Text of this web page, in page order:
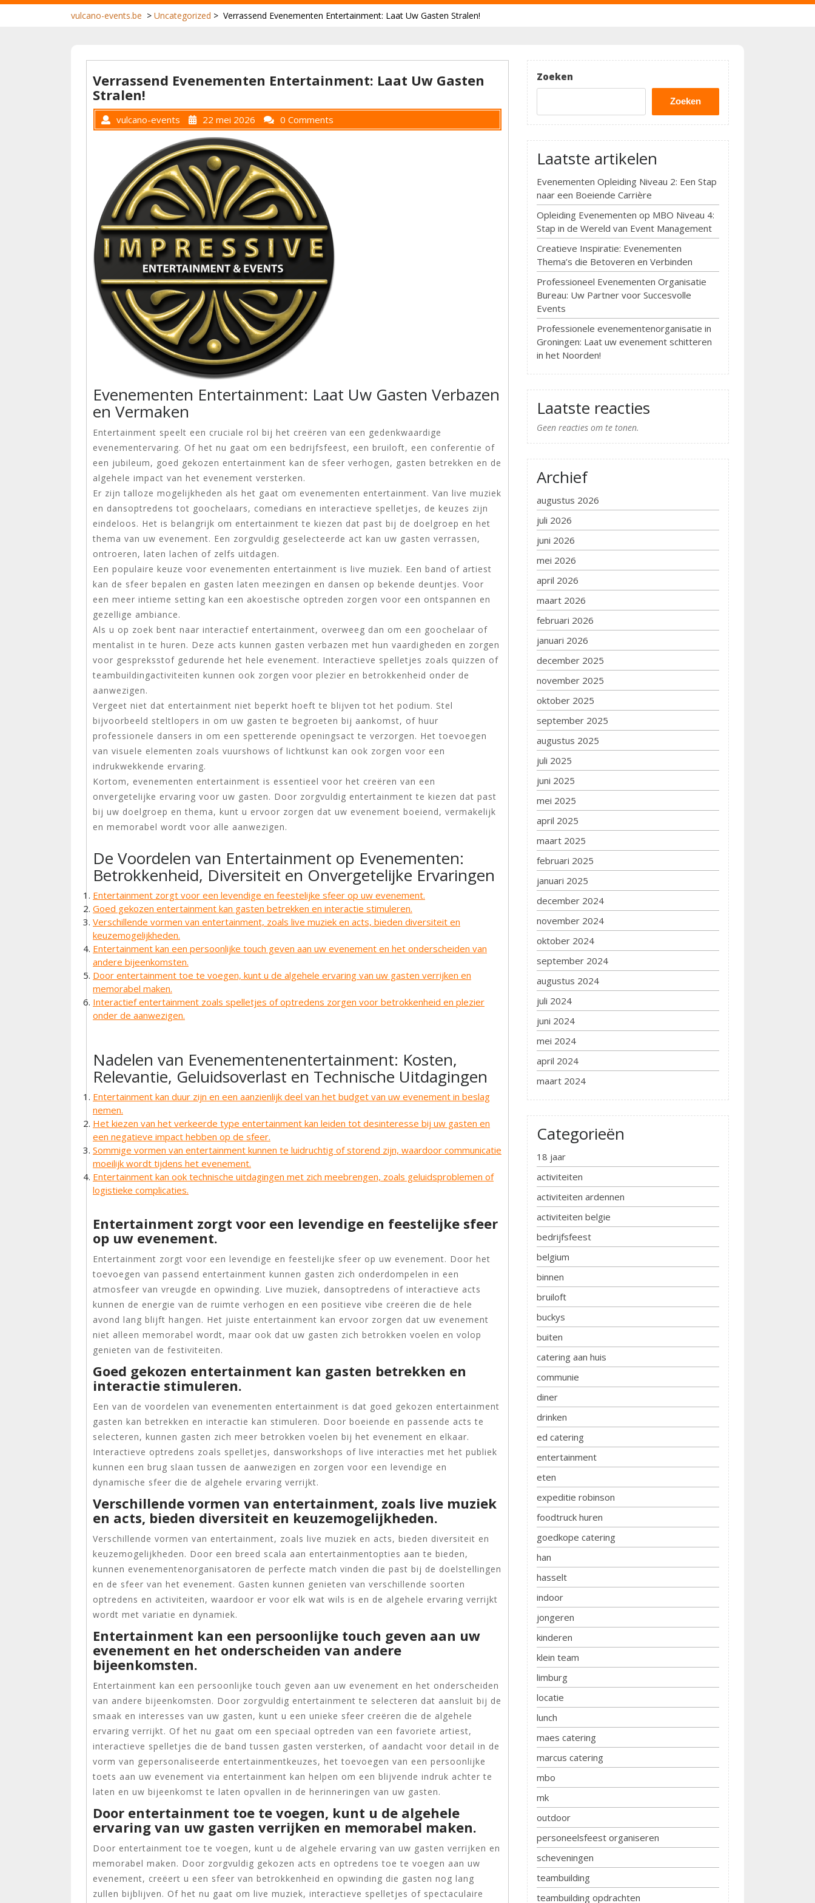
vulcano-events.be > Uncategorized > Verrassend Evenementen Entertainment: Laat Uw Gasten Stralen!
Verrassend Evenementen Entertainment: Laat Uw Gasten
Stralen!
vulcano-events 22 mei 2026 0 Comments
Evenementen Entertainment: Laat Uw Gasten Verbazen
en Vermaken
Entertainment speelt een cruciale rol bij het creëren van een gedenkwaardige
evenementervaring. Of het nu gaat om een bedrijfsfeest, een bruiloft, een conferentie of
een jubileum, goed gekozen entertainment kan de sfeer verhogen, gasten betrekken en de
algehele impact van het evenement versterken.
Er zijn talloze mogelijkheden als het gaat om evenementen entertainment. Van live muziek
en dansoptredens tot goochelaars, comedians en interactieve spelletjes, de keuzes zijn
eindeloos. Het is belangrijk om entertainment te kiezen dat past bij de doelgroep en het
thema van uw evenement. Een zorgvuldig geselecteerde act kan uw gasten verrassen,
ontroeren, laten lachen of zelfs uitdagen.
Een populaire keuze voor evenementen entertainment is live muziek. Een band of artiest
kan de sfeer bepalen en gasten laten meezingen en dansen op bekende deuntjes. Voor
een meer intieme setting kan een akoestische optreden zorgen voor een ontspannen en
gezellige ambiance.
Als u op zoek bent naar interactief entertainment, overweeg dan om een goochelaar of
mentalist in te huren. Deze acts kunnen gasten verbazen met hun vaardigheden en zorgen
voor gespreksstof gedurende het hele evenement. Interactieve spelletjes zoals quizzen of
teambuildingactiviteiten kunnen ook zorgen voor plezier en betrokkenheid onder de
aanwezigen.
Vergeet niet dat entertainment niet beperkt hoeft te blijven tot het podium. Stel
bijvoorbeeld steltlopers in om uw gasten te begroeten bij aankomst, of huur
professionele dansers in om een spetterende openingsact te verzorgen. Het toevoegen
van visuele elementen zoals vuurshows of lichtkunst kan ook zorgen voor een
indrukwekkende ervaring.
Kortom, evenementen entertainment is essentieel voor het creëren van een
onvergetelijke ervaring voor uw gasten. Door zorgvuldig entertainment te kiezen dat past
bij uw doelgroep en thema, kunt u ervoor zorgen dat uw evenement boeiend, vermakelijk
en memorabel wordt voor alle aanwezigen.
De Voordelen van Entertainment op Evenementen:
Betrokkenheid, Diversiteit en Onvergetelijke Ervaringen
Entertainment zorgt voor een levendige en feestelijke sfeer op uw evenement.
Goed gekozen entertainment kan gasten betrekken en interactie stimuleren.
Verschillende vormen van entertainment, zoals live muziek en acts, bieden diversiteit en
keuzemogelijkheden.
Entertainment kan een persoonlijke touch geven aan uw evenement en het onderscheiden van
andere bijeenkomsten.
Door entertainment toe te voegen, kunt u de algehele ervaring van uw gasten verrijken en
memorabel maken.
Interactief entertainment zoals spelletjes of optredens zorgen voor betrokkenheid en plezier
onder de aanwezigen.
Nadelen van Evenementenentertainment: Kosten,
Relevantie, Geluidsoverlast en Technische Uitdagingen
Entertainment kan duur zijn en een aanzienlijk deel van het budget van uw evenement in beslag
nemen.
Het kiezen van het verkeerde type entertainment kan leiden tot desinteresse bij uw gasten en
een negatieve impact hebben op de sfeer.
Sommige vormen van entertainment kunnen te luidruchtig of storend zijn, waardoor communicatie
moeilijk wordt tijdens het evenement.
Entertainment kan ook technische uitdagingen met zich meebrengen, zoals geluidsproblemen of
logistieke complicaties.
Entertainment zorgt voor een levendige en feestelijke sfeer
op uw evenement.
Entertainment zorgt voor een levendige en feestelijke sfeer op uw evenement. Door het
toevoegen van passend entertainment kunnen gasten zich onderdompelen in een
atmosfeer van vreugde en opwinding. Live muziek, dansoptredens of interactieve acts
kunnen de energie van de ruimte verhogen en een positieve vibe creëren die de hele
avond lang blijft hangen. Het juiste entertainment kan ervoor zorgen dat uw evenement
niet alleen memorabel wordt, maar ook dat uw gasten zich betrokken voelen en volop
genieten van de festiviteiten.
Goed gekozen entertainment kan gasten betrekken en
interactie stimuleren.
Een van de voordelen van evenementen entertainment is dat goed gekozen entertainment
gasten kan betrekken en interactie kan stimuleren. Door boeiende en passende acts te
selecteren, kunnen gasten zich meer betrokken voelen bij het evenement en elkaar.
Interactieve optredens zoals spelletjes, dansworkshops of live interacties met het publiek
kunnen een brug slaan tussen de aanwezigen en zorgen voor een levendige en
dynamische sfeer die de algehele ervaring verrijkt.
Verschillende vormen van entertainment, zoals live muziek
en acts, bieden diversiteit en keuzemogelijkheden.
Verschillende vormen van entertainment, zoals live muziek en acts, bieden diversiteit en
keuzemogelijkheden. Door een breed scala aan entertainmentopties aan te bieden,
kunnen evenementenorganisatoren de perfecte match vinden die past bij de doelstellingen
en de sfeer van het evenement. Gasten kunnen genieten van verschillende soorten
optredens en activiteiten, waardoor er voor elk wat wils is en de algehele ervaring verrijkt
wordt met variatie en dynamiek.
Entertainment kan een persoonlijke touch geven aan uw
evenement en het onderscheiden van andere
bijeenkomsten.
Entertainment kan een persoonlijke touch geven aan uw evenement en het onderscheiden
van andere bijeenkomsten. Door zorgvuldig entertainment te selecteren dat aansluit bij de
smaak en interesses van uw gasten, kunt u een unieke sfeer creëren die de algehele
ervaring verrijkt. Of het nu gaat om een speciaal optreden van een favoriete artiest,
interactieve spelletjes die de band tussen gasten versterken, of aandacht voor detail in de
vorm van gepersonaliseerde entertainmentkeuzes, het toevoegen van een persoonlijke
toets aan uw evenement via entertainment kan helpen om een blijvende indruk achter te
laten en uw bijeenkomst te laten opvallen in de herinneringen van uw gasten.
Door entertainment toe te voegen, kunt u de algehele
ervaring van uw gasten verrijken en memorabel maken.
Door entertainment toe te voegen, kunt u de algehele ervaring van uw gasten verrijken en
memorabel maken. Door zorgvuldig gekozen acts en optredens toe te voegen aan uw
evenement, creëert u een sfeer van betrokkenheid en opwinding die gasten nog lang
zullen bijblijven. Of het nu gaat om live muziek, interactieve spelletjes of spectaculaire
Zoeken
Zoeken
Laatste artikelen
Evenementen Opleiding Niveau 2: Een Stap
naar een Boeiende Carrière
Opleiding Evenementen op MBO Niveau 4:
Stap in de Wereld van Event Management
Creatieve Inspiratie: Evenementen
Thema’s die Betoveren en Verbinden
Professioneel Evenementen Organisatie
Bureau: Uw Partner voor Succesvolle
Events
Professionele evenementenorganisatie in
Groningen: Laat uw evenement schitteren
in het Noorden!
Laatste reacties
Geen reacties om te tonen.
Archief
augustus 2026
juli 2026
juni 2026
mei 2026
april 2026
maart 2026
februari 2026
januari 2026
december 2025
november 2025
oktober 2025
september 2025
augustus 2025
juli 2025
juni 2025
mei 2025
april 2025
maart 2025
februari 2025
januari 2025
december 2024
november 2024
oktober 2024
september 2024
augustus 2024
juli 2024
juni 2024
mei 2024
april 2024
maart 2024
Categorieën
18 jaar
activiteiten
activiteiten ardennen
activiteiten belgie
bedrijfsfeest
belgium
binnen
bruiloft
buckys
buiten
catering aan huis
communie
diner
drinken
ed catering
entertainment
eten
expeditie robinson
foodtruck huren
goedkope catering
han
hasselt
indoor
jongeren
kinderen
klein team
limburg
locatie
lunch
maes catering
marcus catering
mbo
mk
outdoor
personeelsfeest organiseren
scheveningen
teambuilding
teambuilding opdrachten